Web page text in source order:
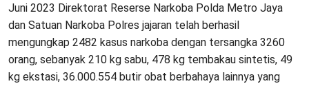
Juni 2023 Direktorat Reserse Narkoba Polda Metro Jaya
dan Satuan Narkoba Polres jajaran telah berhasil
mengungkap 2482 kasus narkoba dengan tersangka 3260
orang, sebanyak 210 kg sabu, 478 kg tembakau sintetis, 49
kg ekstasi, 36.000.554 butir obat berbahaya lainnya yang